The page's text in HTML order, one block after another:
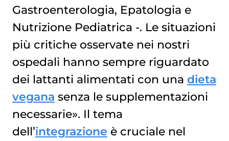
Gastroenterologia, Epatologia e
Nutrizione Pediatrica -. Le situazioni
più critiche osservate nei nostri
ospedali hanno sempre riguardato
dei lattanti alimentati con una dieta
vegana senza le supplementazioni
necessarie». Il tema
dell’integrazione è cruciale nel